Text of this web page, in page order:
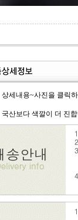
상세내용~사진을 클릭
국산보다 색깔이 더 진